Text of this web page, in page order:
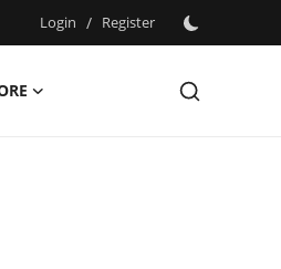
Login / Register